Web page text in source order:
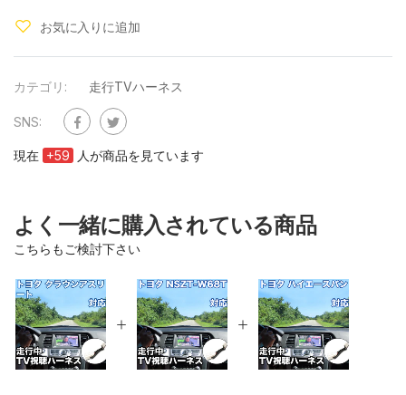
お気に入りに追加
カテゴリ: 走行TVハーネス
SNS:
現在 +59 人が商品を見ています
よく一緒に購入されている商品
こちらもご検討下さい